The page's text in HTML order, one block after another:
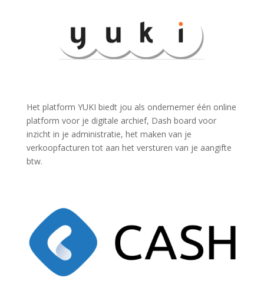
Het platform YUKI biedt jou als ondernemer één online
platform voor je digitale archief, Dash board voor
inzicht in je administratie, het maken van je
verkoopfacturen tot aan het versturen van je aangifte
btw.